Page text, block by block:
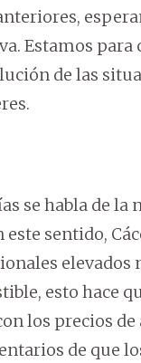
Estamos para
de las
se habla de
sentido,
elevados
esto hace
los precios de
de que